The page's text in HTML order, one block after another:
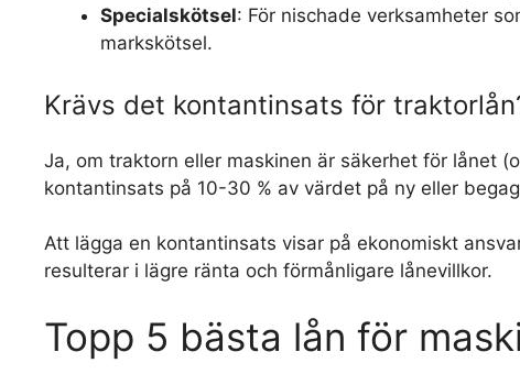
Specialskötsel: För nischade verksamheter
markskötsel.
Krävs det kontantinsats för
Ja, om traktorn eller maskinen är säkerhet för lånet
kontantinsats på 10-30 % av värdet på ny eller
Att lägga en kontantinsats visar på ekonomiskt
resulterar i lägre ränta och förmånligare lånevillkor.
Topp 5 bästa lån för